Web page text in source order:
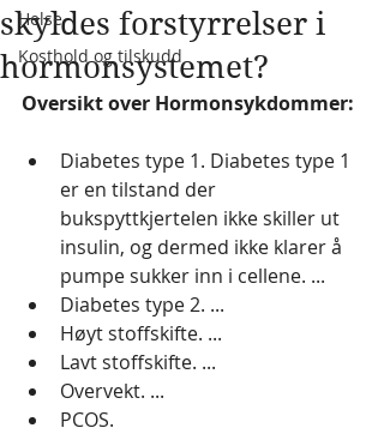
Helse
Kosthold og tilskudd
skyldes forstyrrelser i
hormonsystemet?
Oversikt over Hormonsykdommer:
Diabetes type 1. Diabetes type 1
er en tilstand der
bukspyttkjertelen ikke skiller ut
insulin, og dermed ikke klarer å
pumpe sukker inn i cellene. ...
Diabetes type 2. ...
Høyt stoffskifte. ...
Lavt stoffskifte. ...
Overvekt. ...
PCOS.